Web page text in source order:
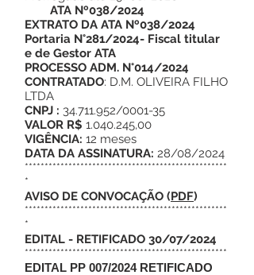
ATA Nº038/2024
EXTRATO DA ATA Nº038/2024
Portaria N°281/2024- Fiscal titular
e de Gestor ATA
PROCESSO ADM. N°014/2024
CONTRATADO: D.M. OLIVEIRA FILHO
LTDA
CNPJ : 34.711.952/0001-35
VALOR R$ 1.040.245,00
VIGÊNCIA: 12 meses
DATA DA ASSINATURA: 28/08/2024
***************************************************
*
AVISO DE CONVOCAÇÃO (PDF)
***************************************************
*
EDITAL - RETIFICADO 30/07/2024
***************************************************
EDITAL PP 007/2024 RETIFICADO